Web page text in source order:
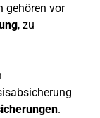
gehören vor
, zu
.